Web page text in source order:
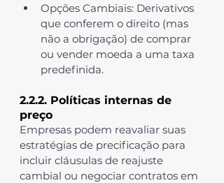
Opções Cambiais: Derivativos
que conferem o direito (mas
não a obrigação) de comprar
ou vender moeda a uma taxa
predefinida.
2.2.2. Políticas internas de
preço
Empresas podem reavaliar suas
estratégias de precificação para
incluir cláusulas de reajuste
cambial ou negociar contratos em